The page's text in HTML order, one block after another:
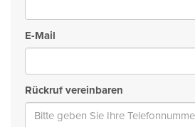
E-Mail
Rückruf vereinbaren